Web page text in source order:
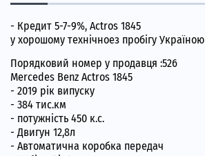
- Кредит 5-7-9%, Actros 1845
у хорошому технічноез пробігу Україною
Порядковий номер у продавця :526
Mercedes Benz Actros 1845
- 2019 рік випуску
- 384 тис.км
- потужність 450 к.с.
- Двигун 12,8л
- Автоматична коробка передач